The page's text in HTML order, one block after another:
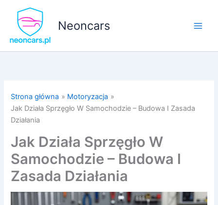
Neoncars
Strona główna
Motoryzacja
Jak Działa Sprzęgło W Samochodzie – Budowa I Zasada
Działania
Jak Działa Sprzęgło W
Samochodzie – Budowa I
Zasada Działania